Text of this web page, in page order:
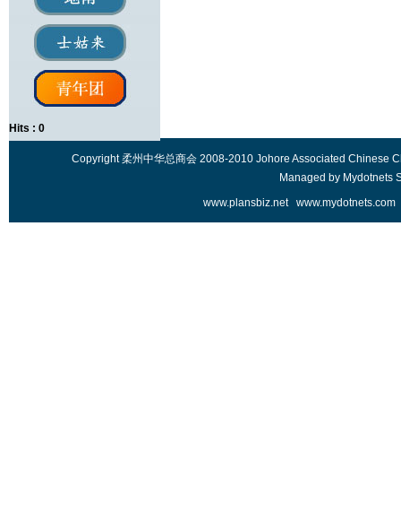
Hits : 0
Copyright 柔州中华总商会 2008-2010 Johore Associated Chinese
Managed by Mydotnets
www.plansbiz.net
www.mydotnets.com